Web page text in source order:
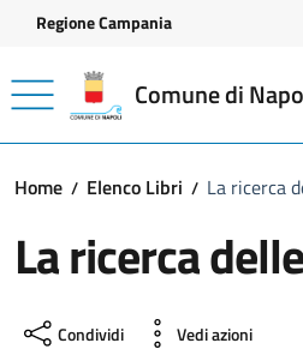
Vai ai contenuti
Vai al footer
Regione Campania
Comune di
Home Elenco Libri La ricerca
La ricerca
Condividi Vedi azioni